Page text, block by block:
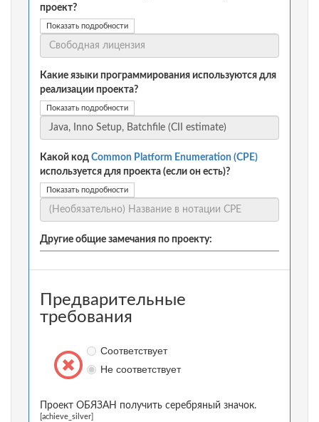
проект?
Показать подробности
Какие языки программирования используются для
реализации проекта?
Показать подробности
Какой код Common Platform Enumeration (CPE)
используется для проекта (если он есть)?
Показать подробности
Другие общие замечания по проекту:
Предварительные
требования
Соответствует
Не соответствует
Проект ОБЯЗАН получить серебряный значок.
[achieve_silver]